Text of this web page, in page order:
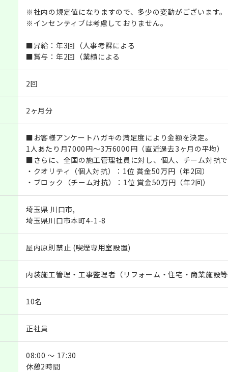
※社内の規定値になりますので、多少の変動がございます。
※インセンティブは考慮しておりません。
■昇給：年3回（人事考課による
■賞与：年2回（業績による
2回
2ヶ月分
■お客様アンケートハガキの満足度により金額を決定。
1人あたり月7000円〜3万6000円（直近過去3ヶ月の平均）
■さらに、全国の施工管理社員に対し、個人、チーム対抗
・クオリティ（個人対抗）：1位 賞金50万円（年2回）
・ブロック（チーム対抗）：1位 賞金50万円（年2回）
埼玉県 川口市,
埼玉県川口市本町4-1-8
屋内原則禁止 (喫煙専用室設置)
内装施工管理・工事監理者（リフォーム・住宅・商業施設
10名
正社員
08:00 ～ 17:30
休憩2時間